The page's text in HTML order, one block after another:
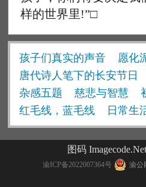
样的世界里!”□
孩子们真实的声音
愿化
唐代诗人笔下的长安节日
杂感五题
慈悲与智慧
红毛线，蓝毛线
日常生
图码
渝ICP备2022007364号 渝公